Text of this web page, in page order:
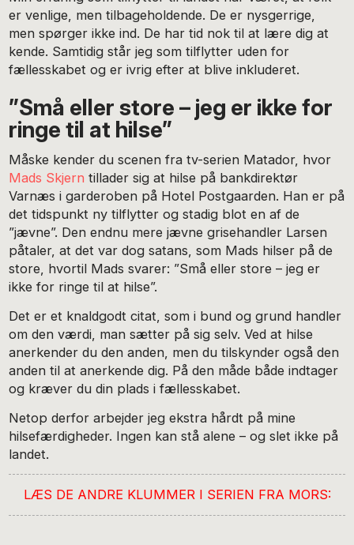
er venlige, men tilbageholdende. De er nysgerrige,
men spørger ikke ind. De har tid nok til at lære dig at
kende. Samtidig står jeg som tilflytter uden for
fællesskabet og er ivrig efter at blive inkluderet.
”Små eller store – jeg er ikke for
ringe til at hilse”
Måske kender du scenen fra tv-serien Matador, hvor
Mads Skjern tillader sig at hilse på bankdirektør
Varnæs i garderoben på Hotel Postgaarden. Han er på
det tidspunkt ny tilflytter og stadig blot en af de
”jævne”. Den endnu mere jævne grisehandler Larsen
påtaler, at det var dog satans, som Mads hilser på de
store, hvortil Mads svarer: ”Små eller store – jeg er
ikke for ringe til at hilse”.
Det er et knaldgodt citat, som i bund og grund handler
om den værdi, man sætter på sig selv. Ved at hilse
anerkender du den anden, men du tilskynder også den
anden til at anerkende dig. På den måde både indtager
og kræver du din plads i fællesskabet.
Netop derfor arbejder jeg ekstra hårdt på mine
hilsefærdigheder. Ingen kan stå alene – og slet ikke på
landet.
LÆS DE ANDRE KLUMMER I SERIEN FRA MORS: